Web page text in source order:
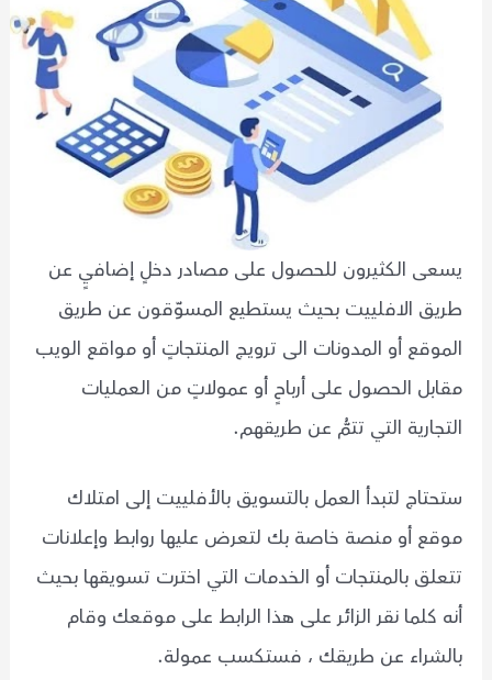
يسعى الكثيرون للحصول على مصادر دخلٍ إضافيٍ عن
طريق الافلييت بحيث يستطيع المسوّقون عن طريق
الموقع أو المدونات الى ترويج المنتجاتٍ أو مواقع الويب
مقابل الحصول على أرباحٍ أو عمولاتٍ من العمليات
التجارية التي تتمُّ عن طريقهم.
ستحتاج لتبدأ العمل بالتسويق بالأفلييت إلى امتلاك
موقع أو منصة خاصة بك لتعرض عليها روابط وإعلانات
تتعلق بالمنتجات أو الخدمات التي اخترت تسويقها بحيث
أنه كلما نقر الزائر على هذا الرابط على موقعك وقام
بالشراء عن طريقك ، فستكسب عمولة.